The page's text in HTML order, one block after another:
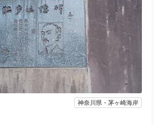
神奈川県・茅ヶ崎海岸